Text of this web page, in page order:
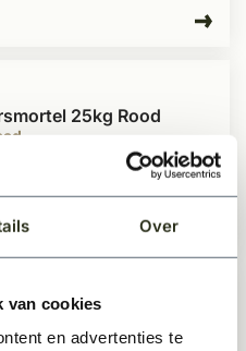
Over
van cookies
en advertenties te
25kg Rood